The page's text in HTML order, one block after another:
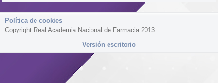
Política de cookies
Copyright Real Academia Nacional de Farmacia 2013
Versión escritorio